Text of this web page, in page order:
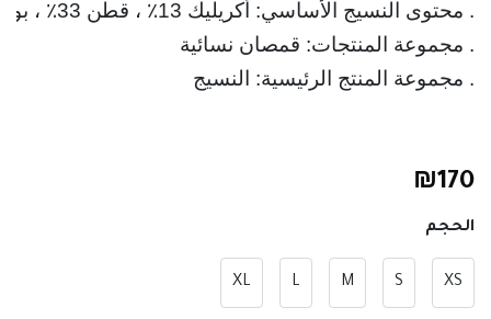
. مجموعة المنتج الرئيسية: النسيج
₪170
الحجم
XS
S
M
L
XL